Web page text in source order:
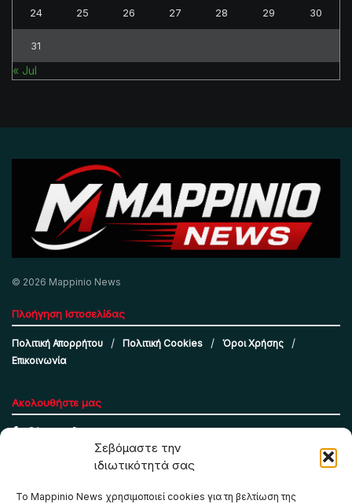
Σεβόμαστε την
ιδιωτικότητά σας
Το Mappinio News χρησιμοποιεί cookies για τη βελτίωση της
24 25 26 27 28 29 30
31
« Jul
© 2026 Mappinio News
Πλοήγηση Ιστοσελίδας
Πολιτική Απορρήτου Πολιτική Cookies
Όροι Χρήσης
Επικοινωνία
Ακολουθήστε μας